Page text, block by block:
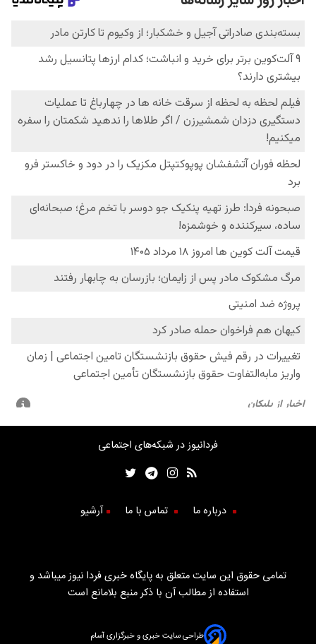
فردانیوز در شبکه‌های اجتماعی
درباره ما تماس با ما آرشیو
تمامی حقوق این سایت متعلق به پایگاه خبری فردا نیوز میباشد و
استفاده از مطالب آن با ذکر منبع بلامانع است
طراحی سایت خبری و خبرگزاری آسام